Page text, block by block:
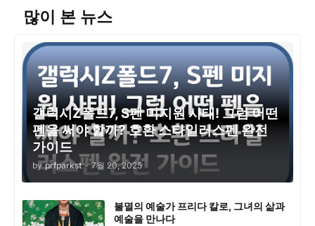
많이 본 뉴스
갤럭시Z폴드7, S펜 미지원 사태! 그럼 어떤
펜을 써야 할까? 호환 스타일러스펜 완전
가이드
by prfparkst - 7월 20, 2025
불멸의 예술가 프리다 칼로, 그녀의 삶과
예술을 만나다